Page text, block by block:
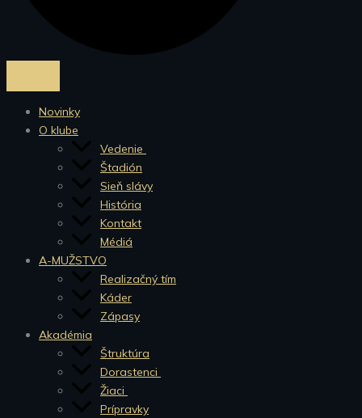
Novinky
O klube
Vedenie
Štadión
Sieň slávy
História
Kontakt
Médiá
A-MUŽSTVO
Realizačný tím
Káder
Zápasy
Akadémia
Štruktúra
Dorastenci
Žiaci
Prípravky